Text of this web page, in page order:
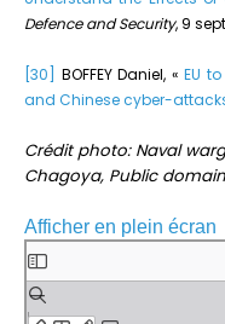
Defence and Security, 9
[30] BOFFEY Daniel, «EU
and Chinese cyber-
Crédit photo: Naval
Chagoya, Public
Afficher en plein écran
Aller
au
contenu